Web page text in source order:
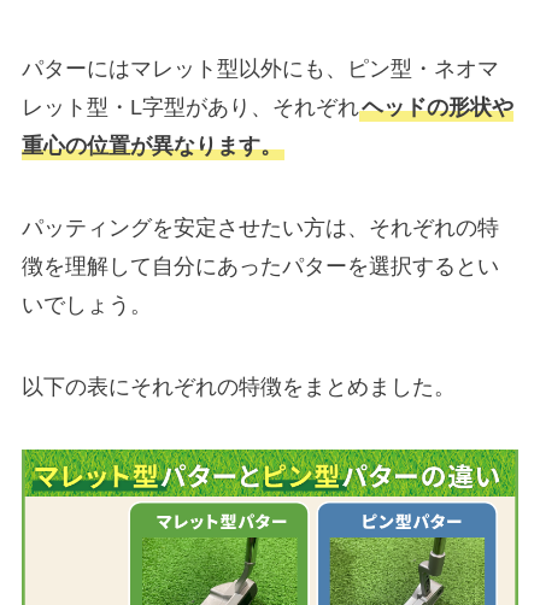
パターにはマレット型以外にも、ピン型・ネオマ
レット型・L字型があり、それぞれヘッドの形状や
重心の位置が異なります。
パッティングを安定させたい方は、それぞれの特
徴を理解して自分にあったパターを選択するとい
いでしょう。
以下の表にそれぞれの特徴をまとめました。